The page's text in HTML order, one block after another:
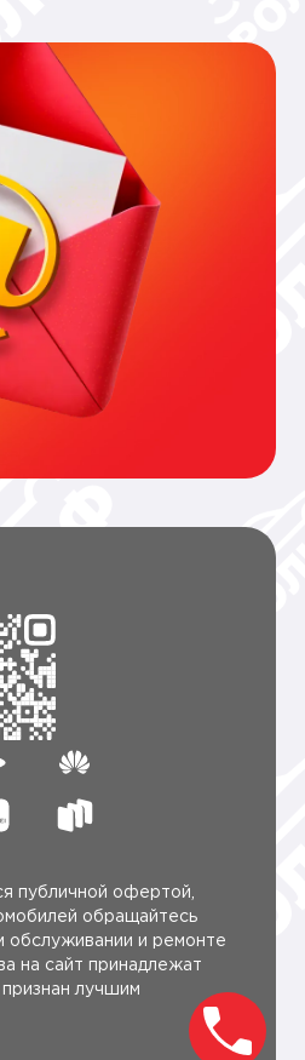
публичной офертой,
обращайтесь
обслуживании и ремонте
на сайт принадлежат
лучшим